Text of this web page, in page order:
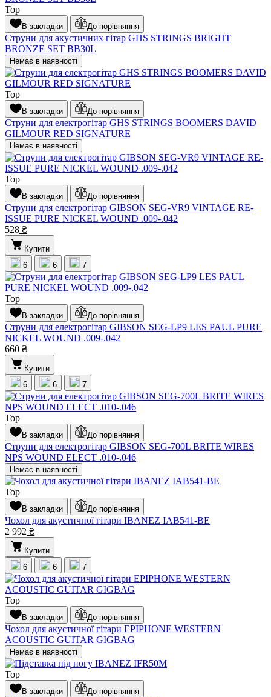
Top
В закладки До порівняння
Струни для акустичних гітар GHS STRINGS BRIGHT
BRONZE SET BB30L
Немає в наявності
Top
В закладки До порівняння
Струни для електрогітар GHS STRINGS BOOMERS DAVID
GILMOUR RED SIGNATURE
Немає в наявності
Top
В закладки До порівняння
Струни для електрогітар GIBSON SEG-VR9 VINTAGE RE-
ISSUE PURE NICKEL WOUND .009-.042
528 ₴
Купити
6
6 7
Top
В закладки До порівняння
Струни для електрогітар GIBSON SEG-LP9 LES PAUL PURE
NICKEL WOUND .009-.042
660 ₴
Купити
6
6 7
Top
В закладки До порівняння
Струни для електрогітар GIBSON SEG-700L BRITE WIRES
NPS WOUND ELECT .010-.046
Немає в наявності
Top
В закладки До порівняння
Чохол для акустичної гітари IBANEZ IAB541-BE
2 992 ₴
Купити
6
6 7
Top
В закладки До порівняння
Чохол для акустичної гітари EPIPHONE WESTERN
ACOUSTIC GUITAR GIGBAG
Немає в наявності
Top
В закладки До порівняння